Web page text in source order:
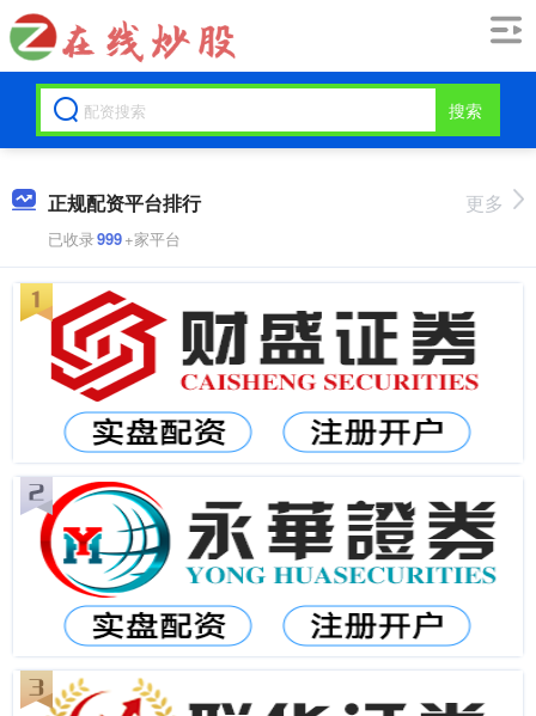
搜索
正规配资平台排行
已收录999+家平台
更多